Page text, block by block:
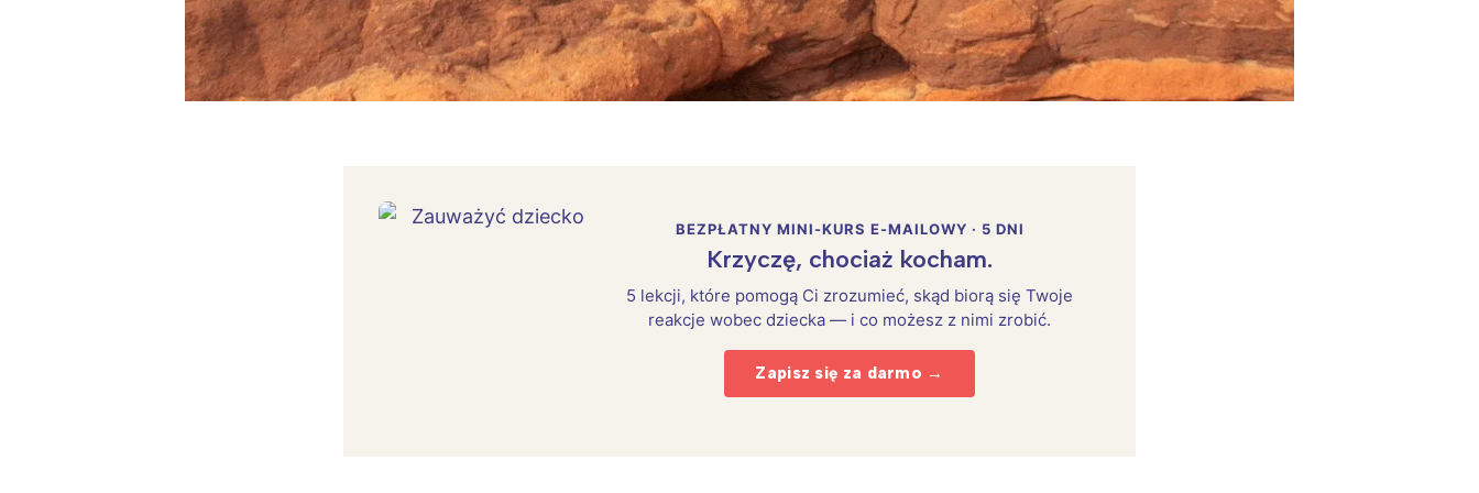
BEZPŁATNY MINI-KURS E-MAILOWY · 5 DNI
Krzyczę, chociaż kocham.
5 lekcji, które pomogą Ci zrozumieć, skąd biorą się Twoje
reakcje wobec dziecka — i co możesz z nimi zrobić.
Zapisz się za darmo →
Poznań
Wrocław
Północ
Wszystkie